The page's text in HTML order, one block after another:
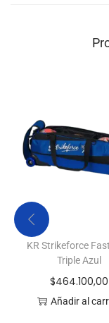
KR Strikeforce
Triple Azul
$464.100,00
Añadir al